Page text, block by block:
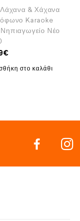
Λάχανα & Χάχανα
Karaoke
Νέο
€
στο καλάθι